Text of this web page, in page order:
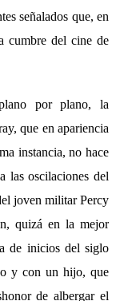
señalados que, en
cumbre del cine de
por plano, la
que en apariencia
instancia, no hace
las oscilaciones del
joven militar Percy
quizá en la mejor
de inicios del siglo
y con un hijo, que
de albergar el